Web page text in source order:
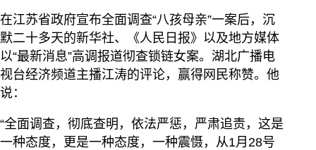
在江苏省政府宣布全面调查“八孩母亲”一案后，沉
默二十多天的新华社、《人民日报》以及地方媒体
以“最新消息”高调报道彻查锁链女案。湖北广播电
视台经济频道主播江涛的评论，赢得网民称赞。他
说：
“全面调查，彻底查明，依法严惩，严肃追责，这是
一种态度，更是一种态度，一种震慑，从1月28号